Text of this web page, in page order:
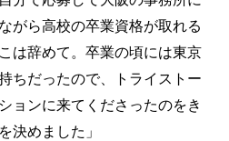
がら高校の卒業資格が取れる
は辞めて。卒業の頃には東京
ちだったので、トライストー
ョンに来てくださったのをき
決めました」